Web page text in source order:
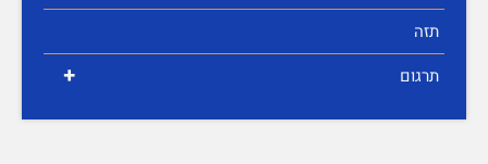
תזה
+ תרגום